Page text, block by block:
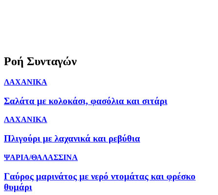
Ροή Συνταγών
ΛΑΧΑΝΙΚΑ
Σαλάτα με κολοκάσι, φασόλια και σιτάρι
ΛΑΧΑΝΙΚΑ
Πλιγούρι με λαχανικά και ρεβύθια
ΨΑΡΙΑ/ΘΑΛΑΣΣΙΝΑ
Γαύρος μαρινάτος με νερό ντομάτας και φρέσκο
θυμάρι